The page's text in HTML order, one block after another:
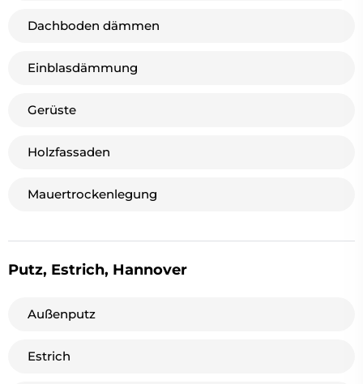
Dachboden dämmen
Einblasdämmung
Gerüste
Holzfassaden
Mauertrockenlegung
Putz, Estrich, Hannover
Außenputz
Estrich